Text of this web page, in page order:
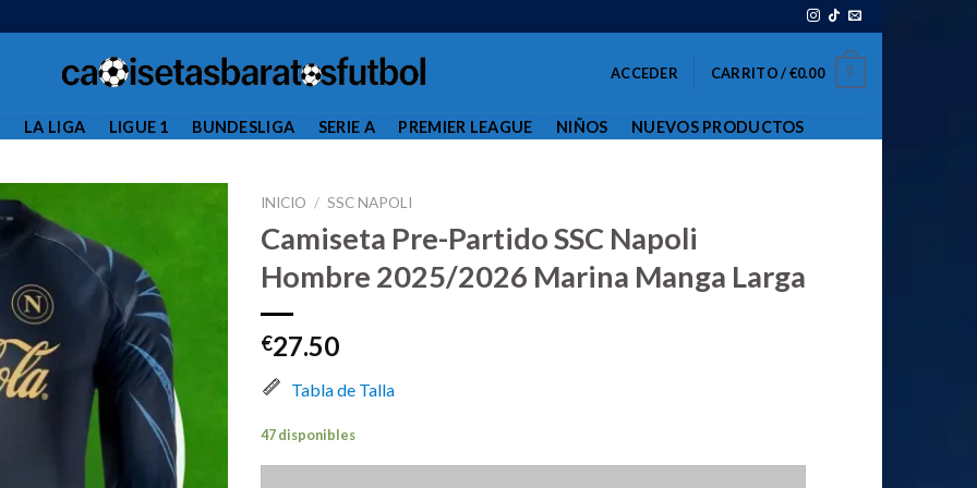
ACCEDER CARRITO /€0.00 0
LA LIGA LIGUE 1 BUNDESLIGA SERIE A PREMIER LEAGUE NIÑOS NUEVOS PRODUCTOS
INICIO / SSC NAPOLI
Camiseta Pre-Partido SSC Napoli
Hombre 2025/2026 Marina Manga Larga
€27.50
Tabla de Talla
47 disponibles